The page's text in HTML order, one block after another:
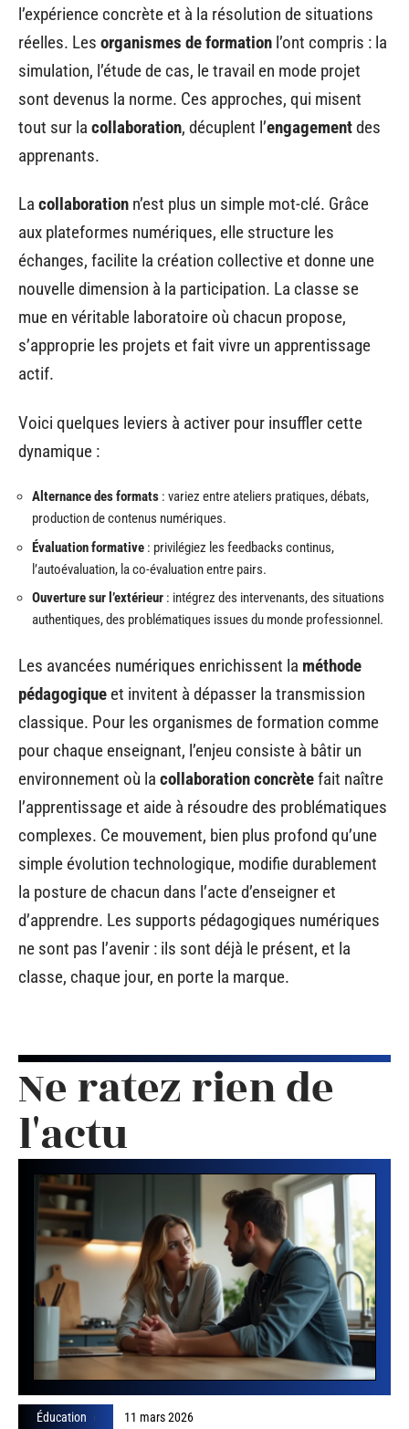
l’expérience concrète et à la résolution de situations
réelles. Les organismes de formation l’ont compris : la
simulation, l’étude de cas, le travail en mode projet
sont devenus la norme. Ces approches, qui misent
tout sur la collaboration, décuplent l’engagementdes
apprenants.
La collaboration n’est plus un simple mot-clé. Grâce
aux plateformes numériques, elle structure les
échanges, facilite la création collective et donne une
nouvelle dimension à la participation. La classe se
mue en véritable laboratoire où chacun propose,
s’approprie les projets et fait vivre un apprentissage
actif.
Voici quelques leviers à activer pour insuffler cette
dynamique :
Alternance des formats : variez entre ateliers pratiques, débats,
production de contenus numériques.
Évaluation formative : privilégiez les feedbacks continus,
l’autoévaluation, la co-évaluation entre pairs.
Ouverture sur l’extérieur : intégrez des intervenants, des situations
authentiques, des problématiques issues du monde professionnel.
Les avancées numériques enrichissent la méthode
pédagogique et invitent à dépasser la transmission
classique. Pour les organismes de formation comme
pour chaque enseignant, l’enjeu consiste à bâtir un
environnement où la collaboration concrètefait naître
l’apprentissage et aide à résoudre des problématiques
complexes. Ce mouvement, bien plus profond qu’une
simple évolution technologique, modifie durablement
la posture de chacun dans l’acte d’enseigner et
d’apprendre. Les supports pédagogiques numériques
ne sont pas l’avenir : ils sont déjà le présent, et la
classe, chaque jour, en porte la marque.
Ne ratez rien de
l'actu
Éducation 11 mars 2026